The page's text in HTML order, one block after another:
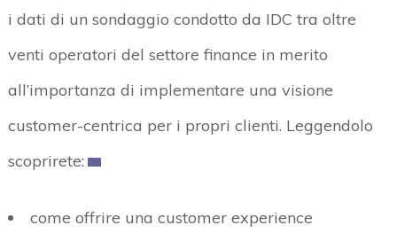
i dati di un sondaggio condotto da IDC tra oltre
venti operatori del settore finance in merito
all’importanza di implementare una visione
customer-centrica per i propri clienti. Leggendolo
scoprirete:
come offrire una customer experience